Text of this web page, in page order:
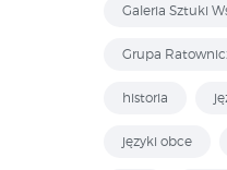
Galeria Sztuki
Grupa
historia
języki obce